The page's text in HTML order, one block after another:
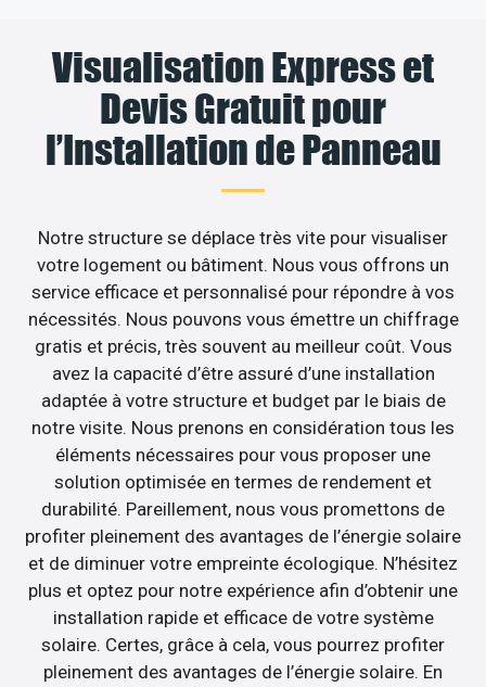
Visualisation Express et
Devis Gratuit pour
l’Installation de Panneau
Notre structure se déplace très vite pour visualiser
votre logement ou bâtiment. Nous vous offrons un
service efficace et personnalisé pour répondre à vos
nécessités. Nous pouvons vous émettre un chiffrage
gratis et précis, très souvent au meilleur coût. Vous
avez la capacité d’être assuré d’une installation
adaptée à votre structure et budget par le biais de
notre visite. Nous prenons en considération tous les
éléments nécessaires pour vous proposer une
solution optimisée en termes de rendement et
durabilité. Pareillement, nous vous promettons de
profiter pleinement des avantages de l’énergie solaire
et de diminuer votre empreinte écologique. N’hésitez
plus et optez pour notre expérience afin d’obtenir une
installation rapide et efficace de votre système
solaire. Certes, grâce à cela, vous pourrez profiter
pleinement des avantages de l’énergie solaire. En